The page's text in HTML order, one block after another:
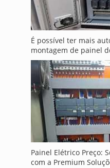
É possível ter mais
montagem de painel
Painel Elétrico Preço:
com a Premium